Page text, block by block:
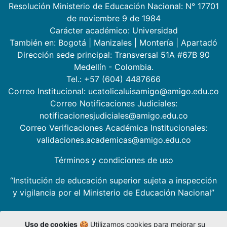
Resolución Ministerio de Educación Nacional: N° 17701
de noviembre 9 de 1984
Carácter académico: Universidad
También en: Bogotá Manizales Montería
Apartadó
Dirección sede principal: Transversal 51A #67B 90
Medellín - Colombia.
Tel.: +57 (604) 4487666
Correo Institucional: ucatolicaluisamigo@amigo.edu.co
Correo Notificaciones Judiciales:
notificacionesjudiciales@amigo.edu.co
Correo Verificaciones Académica Institucionales:
validaciones.academicas@amigo.edu.co
Términos y condiciones de uso
“Institución de educación superior sujeta a inspección
y vigilancia por el Ministerio de Educación Nacional”
Uso de cookies🍪 Utilizamos cookies para mejorar su